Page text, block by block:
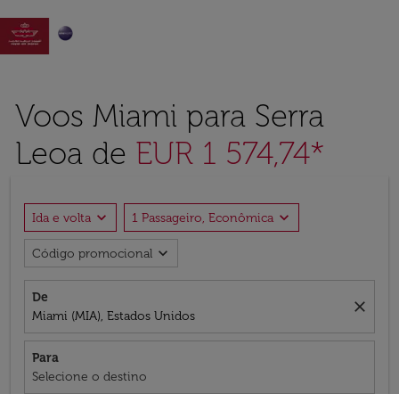

Voos Miami para Serra
Leoa de EUR 1 574,74*
Ida e volta expand_more 1 Passageiro, Econômica expand_more
Código promocional expand_more
De
Miami (MIA), Estados Unidos
close
Para
Selecione o destino